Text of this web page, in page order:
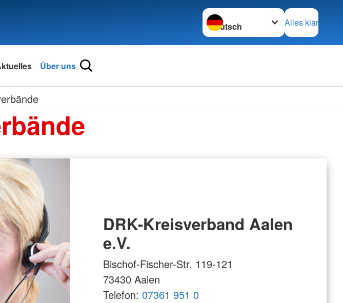
Sprache wechseln zu
Alles klar
Über uns
DRK-Kreisverband Aalen
e.V.
Bischof-Fischer-Str. 119-121
73430 Aalen
Telefon: 07361 951 0